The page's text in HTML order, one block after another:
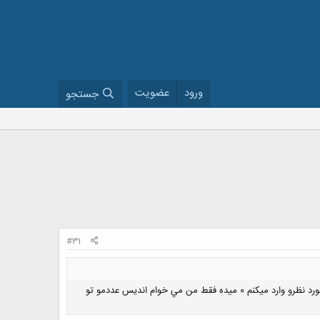
ورود عضویت جستجو
#31
اره عدد يك رقمي ميخوام حالا ماكزيمم و مينيمم نداد مهم نيست اما وقتي 9تا عددو ميگيره دوباره از 4چاپ ميكنه بعدش عدد مورد نظرو وارد ميكنم 0 ميده فقط من مي خوام انديس عددمو تو